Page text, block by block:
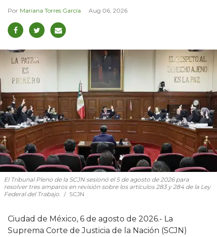
Mariana Torres García Aug 06, 2026
El Tribunal Pleno de la SCJN sesionó el 5 de agosto de 2026 para
resolver tres amparos en revisión sobre los artículos 283 y 284 de la Ley
Federal del Trabajo.
SCJN
Ciudad de México, 6 de agosto de 2026.- La
Suprema Corte de Justicia de la Nación (SCJN)